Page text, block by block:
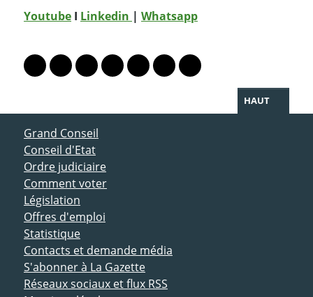
Youtube I Linkedin | Whatsapp
Lien vers le profil Mastodon
Lien vers le profil Bluesky
Lien vers le profil Instagram
Lien vers le profil Linkedin
Lien vers le profil Facebook
Lien vers le profil Twitter
Partager par WhatsApp
HAUT
ACCÈS DIRECT
Grand Conseil
Conseil d'Etat
Ordre judiciaire
Comment voter
Législation
Offres d'emploi
Statistique
Contacts et demande média
S'abonner à La Gazette
Réseaux sociaux et flux RSS